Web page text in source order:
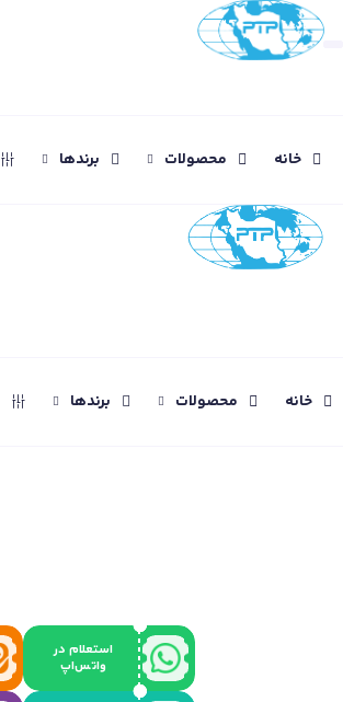
خانه محصولات برندها
خانه محصولات برندها
استعلام در
واتس‌اپ